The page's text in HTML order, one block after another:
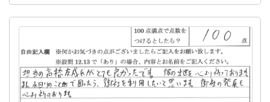
です。
来ていただいた方も対応もよく、こちらの話をしっかり
聞いてもらえるし、納得いっているかどうか確認された
ところが印象に残っています。ありがとうございまし